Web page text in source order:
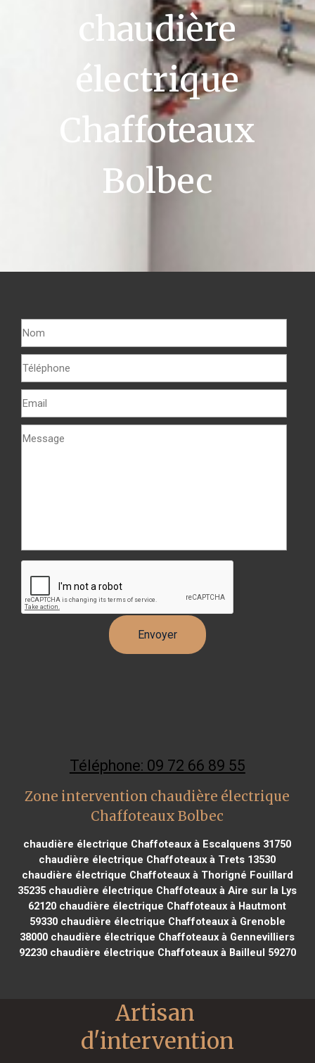
chaudière
électrique
Chaffoteaux
Bolbec
Téléphone: 09 72 66 89 55
Zone intervention chaudière électrique
Chaffoteaux Bolbec
chaudière électrique Chaffoteaux à Escalquens 31750
chaudière électrique Chaffoteaux à Trets 13530
chaudière électrique Chaffoteaux à Thorigné Fouillard
35235 chaudière électrique Chaffoteaux à Aire sur la Lys
62120 chaudière électrique Chaffoteaux à Hautmont
59330chaudière électrique Chaffoteaux à Grenoble
38000 chaudière électrique Chaffoteaux à Gennevilliers
92230chaudière électrique Chaffoteaux à Bailleul 59270
Artisan
d'intervention